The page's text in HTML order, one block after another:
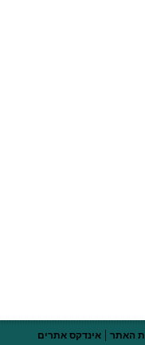
האתר| אינדקס אתרים